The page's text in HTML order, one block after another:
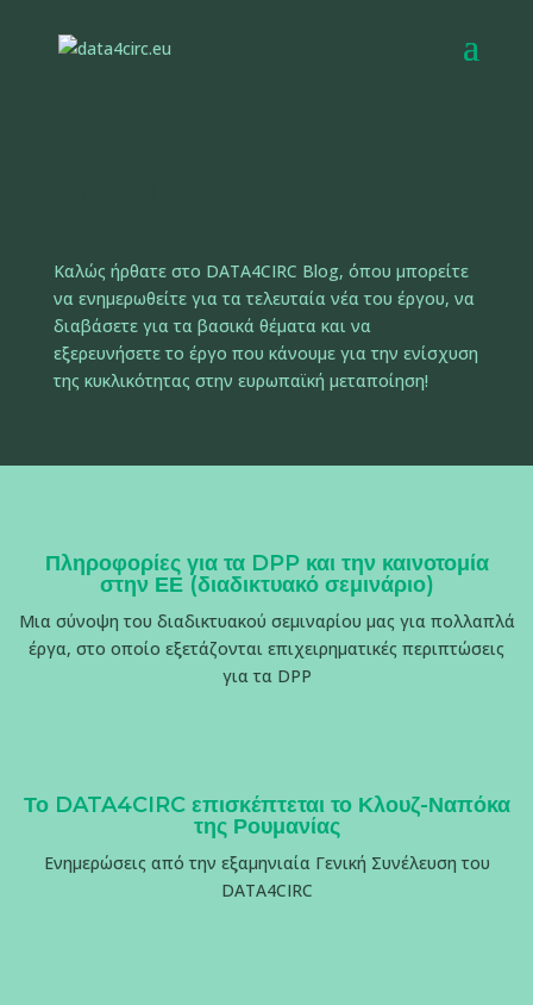
Καλώς ήρθατε στο DATA4CIRC Blog, όπου μπορείτε
να ενημερωθείτε για τα τελευταία νέα του έργου, να
διαβάσετε για τα βασικά θέματα και να
εξερευνήσετε το έργο που κάνουμε για την ενίσχυση
της κυκλικότητας στην ευρωπαϊκή μεταποίηση!
Πληροφορίες για τα DPP και την καινοτομία
στην ΕΕ (διαδικτυακό σεμινάριο)
Μια σύνοψη του διαδικτυακού σεμιναρίου μας για πολλαπλά
έργα, στο οποίο εξετάζονται επιχειρηματικές περιπτώσεις
για τα DPP
Το DATA4CIRC επισκέπτεται το Κλουζ-Ναπόκα
της Ρουμανίας
Ενημερώσεις από την εξαμηνιαία Γενική Συνέλευση του
DATA4CIRC